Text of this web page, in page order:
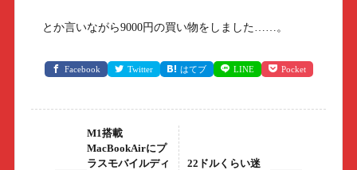
とか言いながら9000円の買い物をしました……。
Facebook Twitter はてブ LINE Pocket
M1搭載
MacBookAirにプ
ラスモバイルディ
22ドルくらい迷